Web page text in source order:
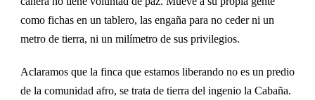
como fichas en un tablero, las engaña para no ceder ni un
metro de tierra, ni un milímetro de sus privilegios.
Aclaramos que la finca que estamos liberando no es un predio
de la comunidad afro, se trata de tierra del ingenio la Cabaña.